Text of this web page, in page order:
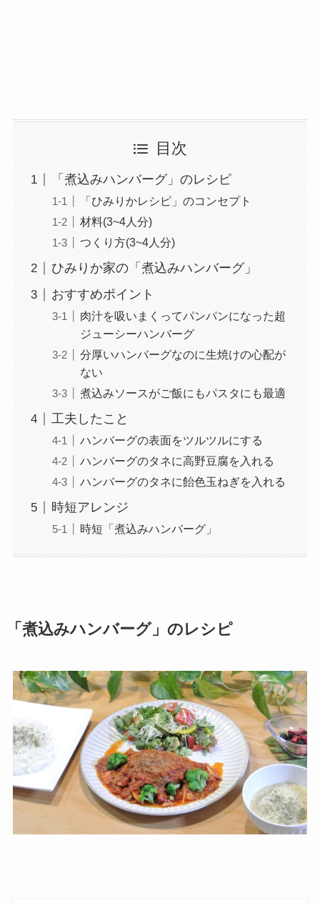
目次
「煮込みハンバーグ」のレシピ
「ひみりかレシピ」のコンセプト
材料(3~4人分)
つくり方(3~4人分)
ひみりか家の「煮込みハンバーグ」
おすすめポイント
肉汁を吸いまくってパンパンになった超
ジューシーハンバーグ
分厚いハンバーグなのに生焼けの心配が
ない
煮込みソースがご飯にもパスタにも最適
工夫したこと
ハンバーグの表面をツルツルにする
ハンバーグのタネに高野豆腐を入れる
ハンバーグのタネに飴色玉ねぎを入れる
時短アレンジ
時短「煮込みハンバーグ」
「煮込みハンバーグ」のレシピ